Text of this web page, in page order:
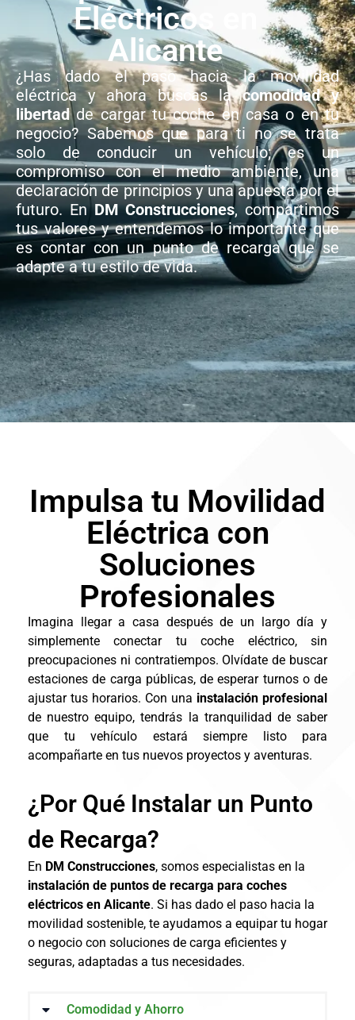
Eléctricos en
Alicante
¿Has dado el paso hacia la movilidad
eléctrica y ahora buscas lacomodidad y
libertadde cargar tu coche en casa o en tu
negocio? Sabemos que para ti no se trata
solo de conducir un vehículo; es un
compromiso con el medio ambiente, una
declaración de principios y una apuesta por el
futuro. EnDM Construcciones, compartimos
tus valores y entendemos lo importante que
es contar con un punto de recarga que se
adapte a tu estilo de vida.
Impulsa tu Movilidad
Eléctrica con
Soluciones
Profesionales
Imagina llegar a casa después de un largo día y
simplemente conectar tu coche eléctrico, sin
preocupaciones ni contratiempos. Olvídate de buscar
estaciones de carga públicas, de esperar turnos o de
ajustar tus horarios. Con una instalación profesional
de nuestro equipo, tendrás la tranquilidad de saber
que tu vehículo estará siempre listo para
acompañarte en tus nuevos proyectos y aventuras.
¿Por Qué Instalar un Punto
de Recarga?
En DM Construcciones, somos especialistas en la
instalación de puntos de recarga para coches
eléctricos en Alicante. Si has dado el paso hacia la
movilidad sostenible, te ayudamos a equipar tu hogar
o negocio con soluciones de carga eficientes y
seguras, adaptadas a tus necesidades.
Comodidad y Ahorro